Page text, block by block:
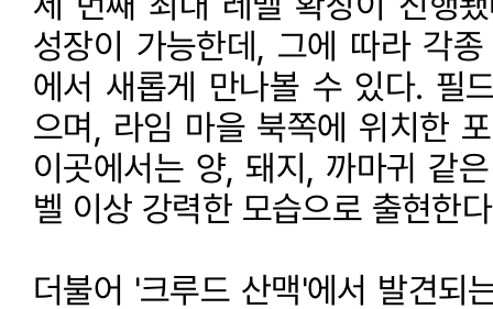
성장이 가능한데, 그에 따라 각
에서 새롭게 만나볼 수 있다. 필
으며, 라임 마을 북쪽에 위치한
이곳에서는 양, 돼지, 까마귀 같
벨 이상 강력한 모습으로 출현한
더불어 '크루드 산맥'에서 발견되